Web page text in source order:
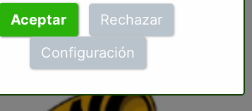
Aceptar
Rechazar
Configuración